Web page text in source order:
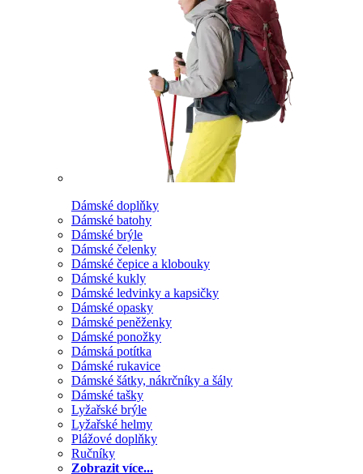
Dámské doplňky
Dámské batohy
Dámské brýle
Dámské čelenky
Dámské čepice a klobouky
Dámské kukly
Dámské ledvinky a kapsičky
Dámské opasky
Dámské peněženky
Dámské ponožky
Dámská potítka
Dámské rukavice
Dámské šátky, nákrčníky a šály
Dámské tašky
Lyžařské brýle
Lyžařské helmy
Plážové doplňky
Ručníky
Zobrazit více...